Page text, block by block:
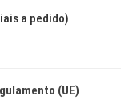
a pedido)
(UE)